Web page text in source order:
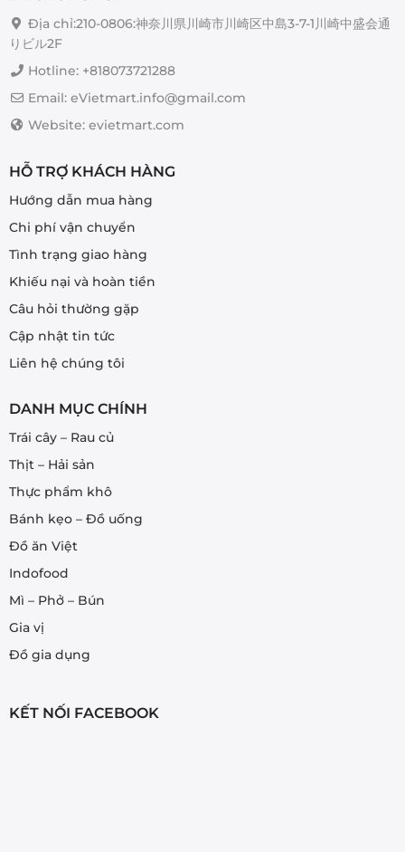
Địa chỉ:210-0806:神奈川県川崎市川崎区中島3-7-1川崎中盛会通
りビル2F
Hotline: +818073721288
Email: eVietmart.info@gmail.com
Website: evietmart.com
HỖ TRỢ KHÁCH HÀNG
Hướng dẫn mua hàng
Chi phí vận chuyển
Tình trạng giao hàng
Khiếu nại và hoàn tiền
Câu hỏi thường gặp
Cập nhật tin tức
Liên hệ chúng tôi
DANH MỤC CHÍNH
Trái cây – Rau củ
Thịt – Hải sản
Thực phẩm khô
Bánh kẹo – Đồ uống
Đồ ăn Việt
Indofood
Mì – Phở – Bún
Gia vị
Đồ gia dụng
KẾT NỐI FACEBOOK